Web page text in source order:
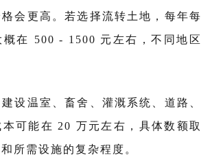
会更高。若选择流转土地，每年每
概在 500 - 1500 元左右，不同地区
建设温室、畜舍、灌溉系统、道路、
可能在 20 万元左右，具体数额取
所需设施的复杂程度。